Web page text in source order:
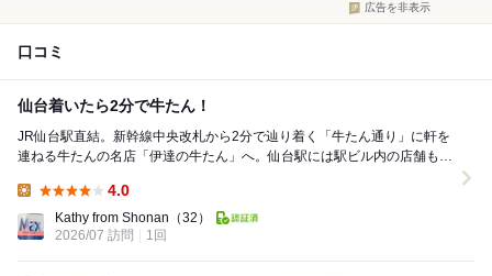
広告を非表示
口コミ
仙台着いたら2分で牛たん！
JR仙台駅直結。新幹線中央改札から2分で辿り着く「牛たん通り」に軒を
連ねる牛たんの名店「伊達の牛たん」へ。仙台駅には駅ビル内の店舗も含
4.0
Kathy from Shonan （32）
2026/07 訪問
1回